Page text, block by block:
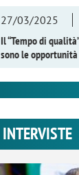
27/03/2025
Il “Tempo di
sono le
INTERVISTE